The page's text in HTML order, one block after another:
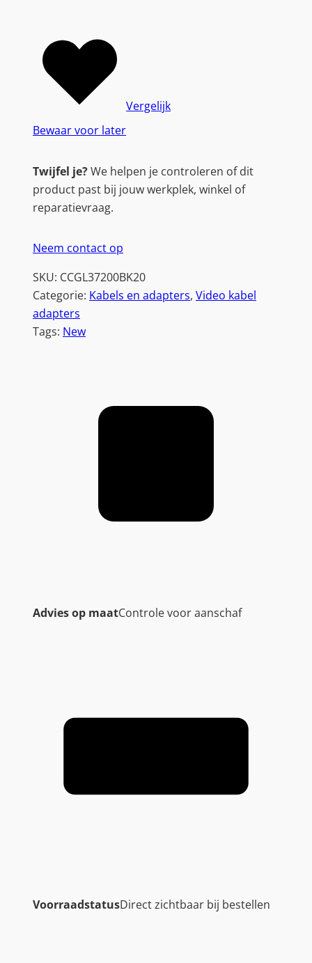
Bewaar voor later
Vergelijk
Twijfel je?We helpen je controleren of dit
product past bij jouw werkplek, winkel of
reparatievraag.
Neem contact op
SKU: CCGL37200BK20
Categorie: Kabels en adapters, Video kabel
adapters
Tags: New
Advies op maatControle voor aanschaf
VoorraadstatusDirect zichtbaar bij bestellen